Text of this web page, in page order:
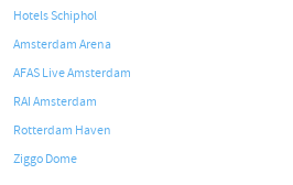
Hotels Schiphol
Amsterdam Arena
AFAS Live Amsterdam
RAI Amsterdam
Rotterdam Haven
Ziggo Dome